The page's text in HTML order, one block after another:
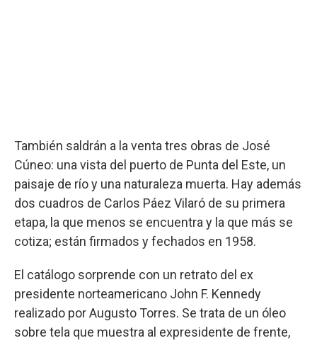
También saldrán a la venta tres obras de José
Cúneo: una vista del puerto de Punta del Este, un
paisaje de río y una naturaleza muerta. Hay además
dos cuadros de Carlos Páez Vilaró de su primera
etapa, la que menos se encuentra y la que más se
cotiza; están firmados y fechados en 1958.
El catálogo sorprende con un retrato del ex
presidente norteamericano John F. Kennedy
realizado por Augusto Torres. Se trata de un óleo
sobre tela que muestra al expresidente de frente,